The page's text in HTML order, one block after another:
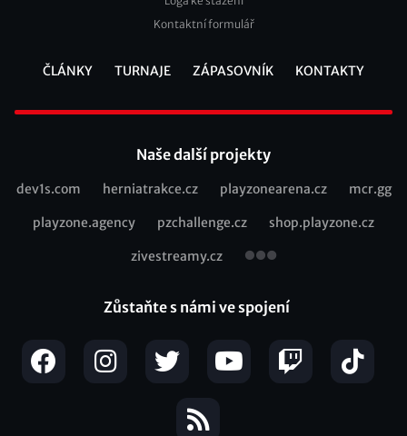
Kontaktní formulář
ČLÁNKY TURNAJE ZÁPASOVNÍK KONTAKTY
Naše další projekty
Recommended
dev1s.com herniatrakce.cz playzonearena.cz mcr.gg
playzone.agency pzchallenge.cz shop.playzone.cz
zivestreamy.cz
Zůstaňte s námi ve spojení